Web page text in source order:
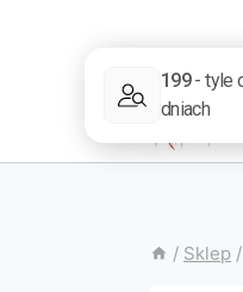
/ Sklep /